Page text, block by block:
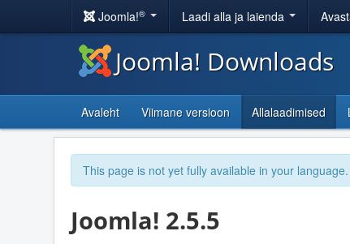
Joomla!® Laadi alla ja laienda
Joomla! Downloads
Avaleht Viimane versioon Allalaadimised
This page is not yet fully available in your
Joomla! 2.5.5